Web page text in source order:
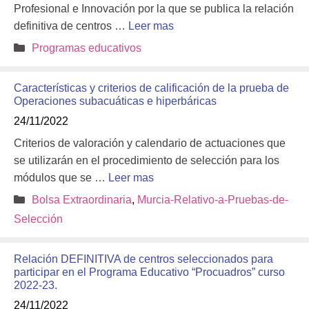
Profesional e Innovación por la que se publica la relación
definitiva de centros … Leer mas
Categorías
Programas educativos
Características y criterios de calificación de la prueba de
Operaciones subacuáticas e hiperbáricas
24/11/2022
Criterios de valoración y calendario de actuaciones que
se utilizarán en el procedimiento de selección para los
módulos que se … Leer mas
Categorías
Bolsa Extraordinaria, Murcia-Relativo-a-Pruebas-de-
Selección
Relación DEFINITIVA de centros seleccionados para
participar en el Programa Educativo “Procuadros” curso
2022-23.
24/11/2022